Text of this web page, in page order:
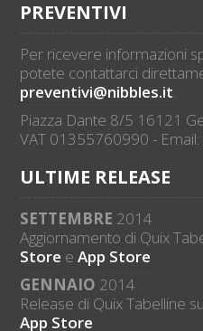
PREVENTIVI
Per ricevere informazioni
potete contattarci
preventivi@nibbles.it.
Piazza Dante 8/5 16121
VAT 01355760990 - Email:
ULTIME RELEASE
SETTEMBRE 2014
Aggiornamento di Quix
Store e App Store
GENNAIO 2014
Release di Quix Tabelline su
App Store